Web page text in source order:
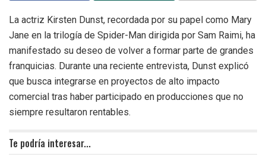
La actriz Kirsten Dunst, recordada por su papel como Mary
Jane en la trilogía de Spider-Man dirigida por Sam Raimi, ha
manifestado su deseo de volver a formar parte de grandes
franquicias. Durante una reciente entrevista, Dunst explicó
que busca integrarse en proyectos de alto impacto
comercial tras haber participado en producciones que no
siempre resultaron rentables.
Te podría interesar...